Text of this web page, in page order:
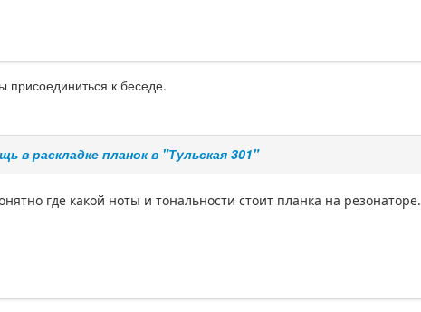
присоединиться к беседе.
в раскладке планок в "Тульская 301"
где какой ноты и тональности стоит планка на резонаторе.